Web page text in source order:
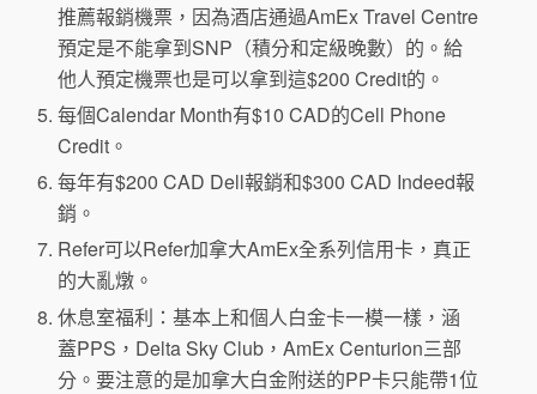
推薦報銷機票，因為酒店通過AmEx Travel Centre
預定是不能拿到SNP（積分和定級晚數）的。給
他人預定機票也是可以拿到這$200 Credit的。
每個Calendar Month有$10 CAD的Cell Phone
Credit。
每年有$200 CAD Dell報銷和$300 CAD Indeed報
銷。
Refer可以Refer加拿大AmEx全系列信用卡，真正
的大亂燉。
休息室福利：基本上和個人白金卡一模一樣，涵
蓋PPS，Delta Sky Club，AmEx Centurion三部
分。要注意的是加拿大白金附送的PP卡只能帶1位